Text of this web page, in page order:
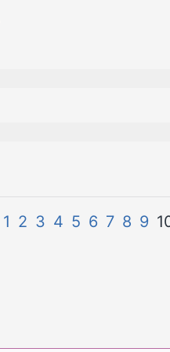
1 2 3 4 5 6 7 8 9